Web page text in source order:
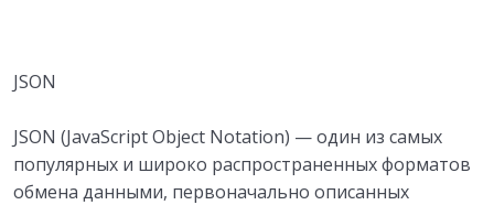
JSON
JSON (JavaScript Object Notation) — один из самых
популярных и широко распространенных форматов
обмена данными, первоначально описанных